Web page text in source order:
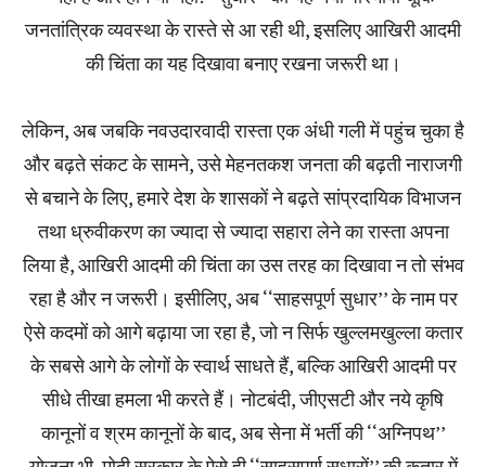
जनतांत्रिक व्यवस्था के रास्ते से आ रही थी, इसलिए आखिरी आदमी
की चिंता का यह दिखावा बनाए रखना जरूरी था।
लेकिन, अब जबकि नवउदारवादी रास्ता एक अंधी गली में पहुंच चुका है
और बढ़ते संकट के सामने, उसे मेहनतकश जनता की बढ़ती नाराजगी
से बचाने के लिए, हमारे देश के शासकों ने बढ़ते सांप्रदायिक विभाजन
तथा ध्रुवीकरण का ज्यादा से ज्यादा सहारा लेने का रास्ता अपना
लिया है, आखिरी आदमी की चिंता का उस तरह का दिखावा न तो संभव
रहा है और न जरूरी। इसीलिए, अब ‘‘साहसपूर्ण सुधार’’ के नाम पर
ऐसे कदमों को आगे बढ़ाया जा रहा है, जो न सिर्फ खुल्लमखुल्ला कतार
के सबसे आगे के लोगों के स्वार्थ साधते हैं, बल्कि आखिरी आदमी पर
सीधे तीखा हमला भी करते हैं। नोटबंदी, जीएसटी और नये कृषि
कानूनों व श्रम कानूनों के बाद, अब सेना में भर्ती की ‘‘अग्निपथ’’